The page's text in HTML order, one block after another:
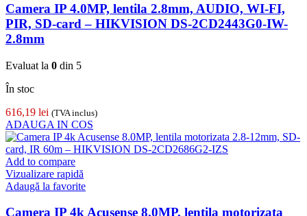
Camera IP 4.0MP, lentila 2.8mm, AUDIO, WI-FI,
PIR, SD-card – HIKVISION DS-2CD2443G0-IW-
2.8mm
Evaluat la 0 din 5
În stoc
616,19 lei (TVA inclus)
ADAUGA IN COS
Add to compare
Vizualizare rapidă
Adaugă la favorite
Camera IP 4k Acusense 8.0MP, lentila motorizata